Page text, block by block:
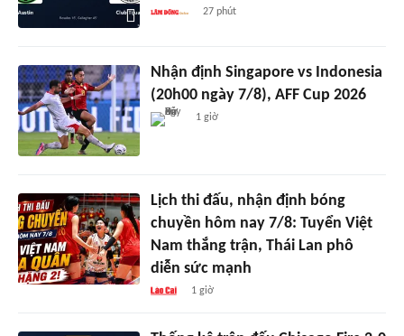
27 phút
Nhận định Singapore vs Indonesia
(20h00 ngày 7/8), AFF Cup 2026
1 giờ
Lịch thi đấu, nhận định bóng
chuyền hôm nay 7/8: Tuyển Việt
Nam thắng trận, Thái Lan phô
diễn sức mạnh
1 giờ